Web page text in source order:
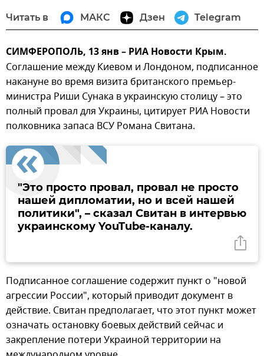
Читать в МАКС Дзен Telegram
СИМФЕРОПОЛЬ, 13 янв – РИА Новости Крым.
Соглашение между Киевом и Лондоном, подписанное
накануне во время визита британского премьер-
министра Риши Сунака в украинскую столицу – это
полный провал для Украины, цитирует РИА Новости
полковника запаса ВСУ Романа Свитана.
"Это просто провал, провал не просто
нашей дипломатии, но и всей нашей
политики", – сказал Свитан в интервью
украинскому YouTube-каналу.
Подписанное соглашение содержит пункт о "новой
агрессии России", который приводит документ в
действие. Свитан предполагает, что этот пункт может
означать остановку боевых действий сейчас и
закрепление потери Украиной территории на